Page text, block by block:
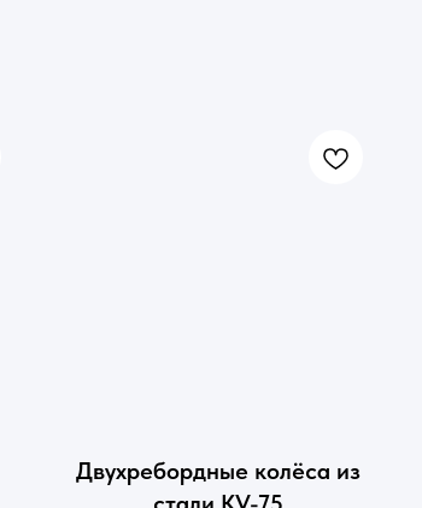
Двухребордные колёса из